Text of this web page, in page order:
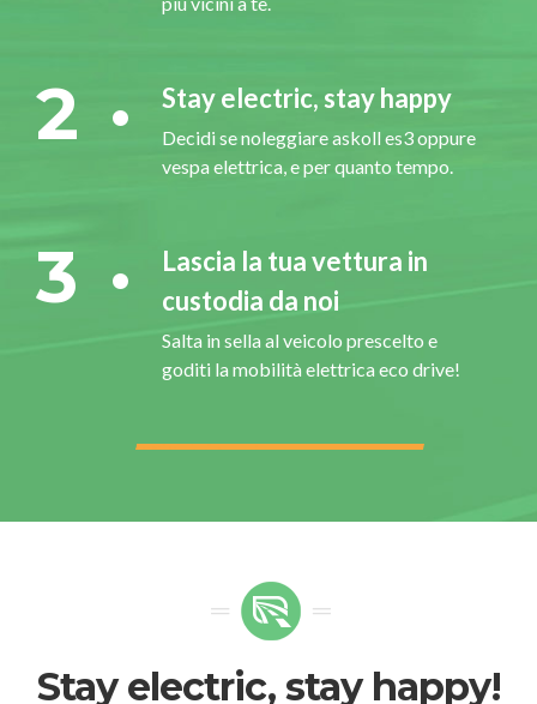
2 Stay electric, stay happy
Decidi se noleggiare askoll es3 oppure
vespa elettrica, e per quanto tempo.
3
Lascia la tua vettura in
custodia da noi
Salta in sella al veicolo prescelto e
goditi la mobilità elettrica eco drive!
Stay electric, stay happy!